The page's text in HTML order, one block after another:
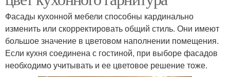
Фасады кухонной мебели способны кардинально
изменить или скорректировать общий стиль. Они имеют
большое значение в цветовом наполнении помещения.
Если кухня соединена с гостиной, при выборе фасадов
необходимо учитывать и ее цветовое решение тоже.